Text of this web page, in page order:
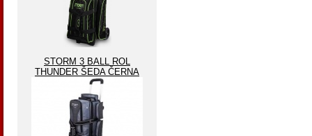
STORM 3 BALL ROL
THUNDER ŠEDA ČERNA